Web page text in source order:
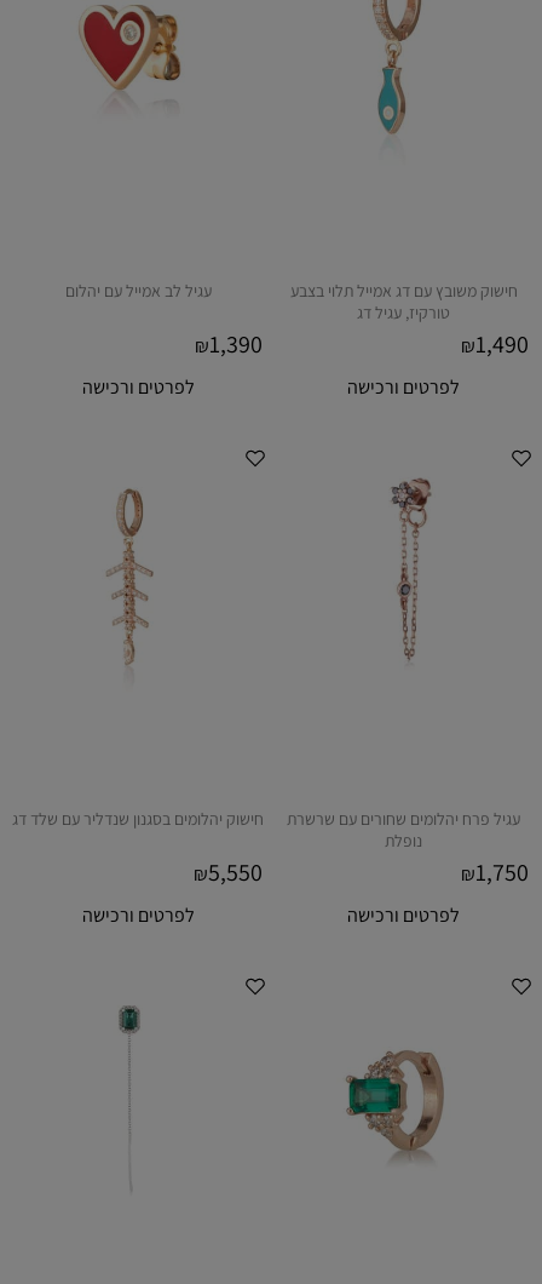
חישוק משובץ עם דג אמייל תלוי בצבע
טורקיז, עגיל דג
₪1,490
לפרטים ורכישה
עגיל לב אמייל עם יהלום
₪1,390
לפרטים ורכישה
עגיל פרח יהלומים שחורים עם שרשרת
נופלת
₪1,750
לפרטים ורכישה
חישוק יהלומים בסגנון שנדליר עם שלד דג
₪5,550
לפרטים ורכישה